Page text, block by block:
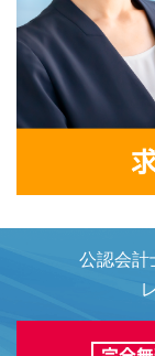
公認会計